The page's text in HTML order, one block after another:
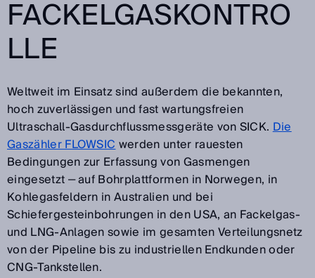
FACKELGASKONTRO
LLE
Weltweit im Einsatz sind außerdem die bekannten,
hoch zuverlässigen und fast wartungsfreien
Ultraschall-Gasdurchflussmessgeräte von SICK.Die
Gaszähler FLOWSICwerden unter rauesten
Bedingungen zur Erfassung von Gasmengen
eingesetzt ‒ auf Bohrplattformen in Norwegen, in
Kohlegasfeldern in Australien und bei
Schiefergesteinbohrungen in den USA, an Fackelgas-
und LNG-Anlagen sowie im gesamten Verteilungsnetz
von der Pipeline bis zu industriellen Endkunden oder
CNG-Tankstellen.